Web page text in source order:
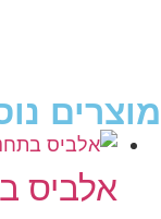
מוצרים
אלביס